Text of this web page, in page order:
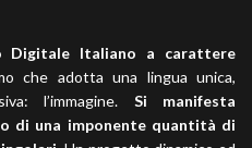
Digitale Italiano a carattere
che adotta una lingua unica,
l’immagine. Si manifesta
di una imponente quantità di